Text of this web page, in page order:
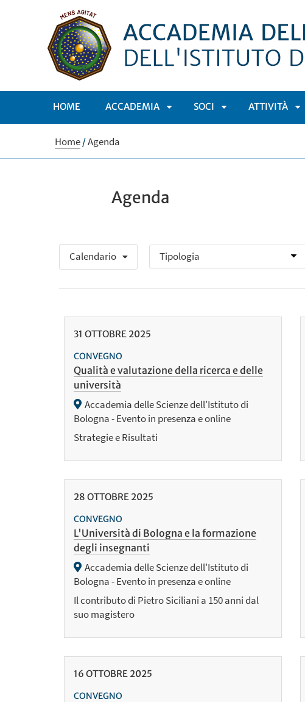
HOME ACCADEMIA SOCI ATTIVITÀ
Home/Agenda
Agenda
Calendario
31 OTTOBRE 2025
CONVEGNO
Qualità e valutazione della ricerca e delle
università
Accademia delle Scienze dell'Istituto di
Bologna - Evento in presenza e online
Strategie e Risultati
28 OTTOBRE 2025
CONVEGNO
L'Università di Bologna e la formazione
degli insegnanti
Accademia delle Scienze dell'Istituto di
Bologna - Evento in presenza e online
Il contributo di Pietro Siciliani a 150 anni dal
suo magistero
16 OTTOBRE 2025
CONVEGNO